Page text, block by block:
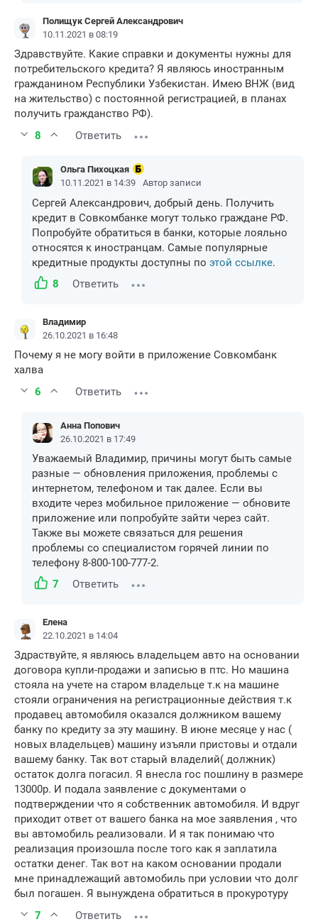
Полищук Сергей Александрович
10.11.2021 в 08:19
Здравствуйте. Какие справки и документы нужны для
потребительского кредита? Я являюсь иностранным
гражданином Республики Узбекистан. Имею ВНЖ (вид
на жительство) с постоянной регистрацией, в планах
получить гражданство РФ).
8
Ответить
Ольга Пихоцкая
10.11.2021 в 14:39
Автор записи
Сергей Александрович, добрый день. Получить
кредит в Совкомбанке могут только граждане РФ.
Попробуйте обратиться в банки, которые лояльно
относятся к иностранцам. Самые популярные
кредитные продукты доступны по этой ссылке.
8
Ответить
Владимир
26.10.2021 в 16:48
Почему я не могу войти в приложение Совкомбанк
халва
6
Ответить
Анна Попович
26.10.2021 в 17:49
Уважаемый Владимир, причины могут быть самые
разные — обновления приложения, проблемы с
интернетом, телефоном и так далее. Если вы
входите через мобильное приложение — обновите
приложение или попробуйте зайти через сайт.
Также вы можете связаться для решения
проблемы со специалистом горячей линии по
телефону 8-800-100-777-2.
7
Ответить
Елена
22.10.2021 в 14:04
Здраствуйте, я являюсь владельцем авто на основании
договора купли-продажи и записью в птс. Но машина
стояла на учете на старом владельце т.к на машине
стояли ограничения на регистрационные действия т.к
продавец автомобиля оказался должником вашему
банку по кредиту за эту машину. В июне месяце у нас (
новых владельцев) машину изъяли пристовы и отдали
вашему банку. Так вот старый владелий( должник)
остаток долга погасил. Я внесла гос пошлину в размере
13000р. И подала заявление с документами о
подтверждении что я собственник автомобиля. И вдруг
приходит ответ от вашего банка на мое заявления , что
вы автомобиль реализовали. И я так понимаю что
реализация произошла после того как я заплатила
остатки денег. Так вот на каком основании продали
мне принадлежащий автомобиль при условии что долг
был погашен. Я вынуждена обратиться в прокуротуру
7
Ответить